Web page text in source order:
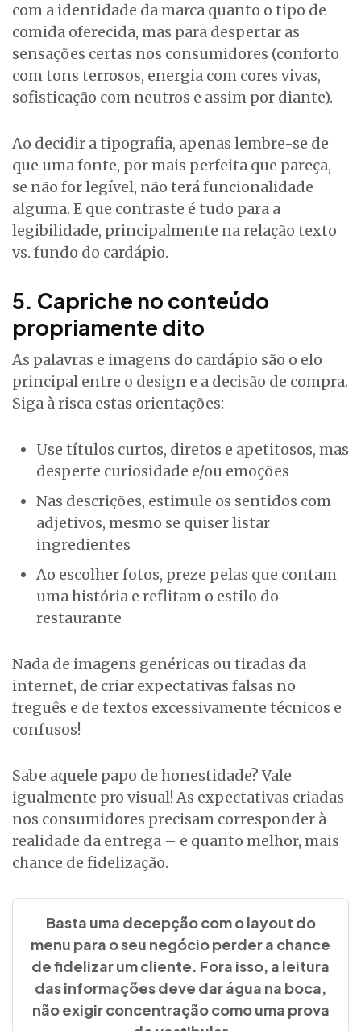
com a identidade da marca quanto o tipo de
comida oferecida, mas para despertar as
sensações certas nos consumidores (conforto
com tons terrosos, energia com cores vivas,
sofisticação com neutros e assim por diante).
Ao decidir a tipografia, apenas lembre-se de
que uma fonte, por mais perfeita que pareça,
se não for legível, não terá funcionalidade
alguma. E que contraste é tudo para a
legibilidade, principalmente na relação texto
vs. fundo do cardápio.
5. Capriche no conteúdo
propriamente dito
As palavras e imagens do cardápio são o elo
principal entre o design e a decisão de compra.
Siga à risca estas orientações:
Use títulos curtos, diretos e apetitosos, mas
desperte curiosidade e/ou emoções
Nas descrições, estimule os sentidos com
adjetivos, mesmo se quiser listar
ingredientes
Ao escolher fotos, preze pelas que contam
uma história e reflitam o estilo do
restaurante
Nada de imagens genéricas ou tiradas da
internet, de criar expectativas falsas no
freguês e de textos excessivamente técnicos e
confusos!
Sabe aquele papo de honestidade? Vale
igualmente pro visual! As expectativas criadas
nos consumidores precisam corresponder à
realidade da entrega – e quanto melhor, mais
chance de fidelização.
Basta uma decepção com o layout do
menu para o seu negócio perder a chance
de fidelizar um cliente. Fora isso, a leitura
das informações deve dar água na boca,
não exigir concentração como uma prova